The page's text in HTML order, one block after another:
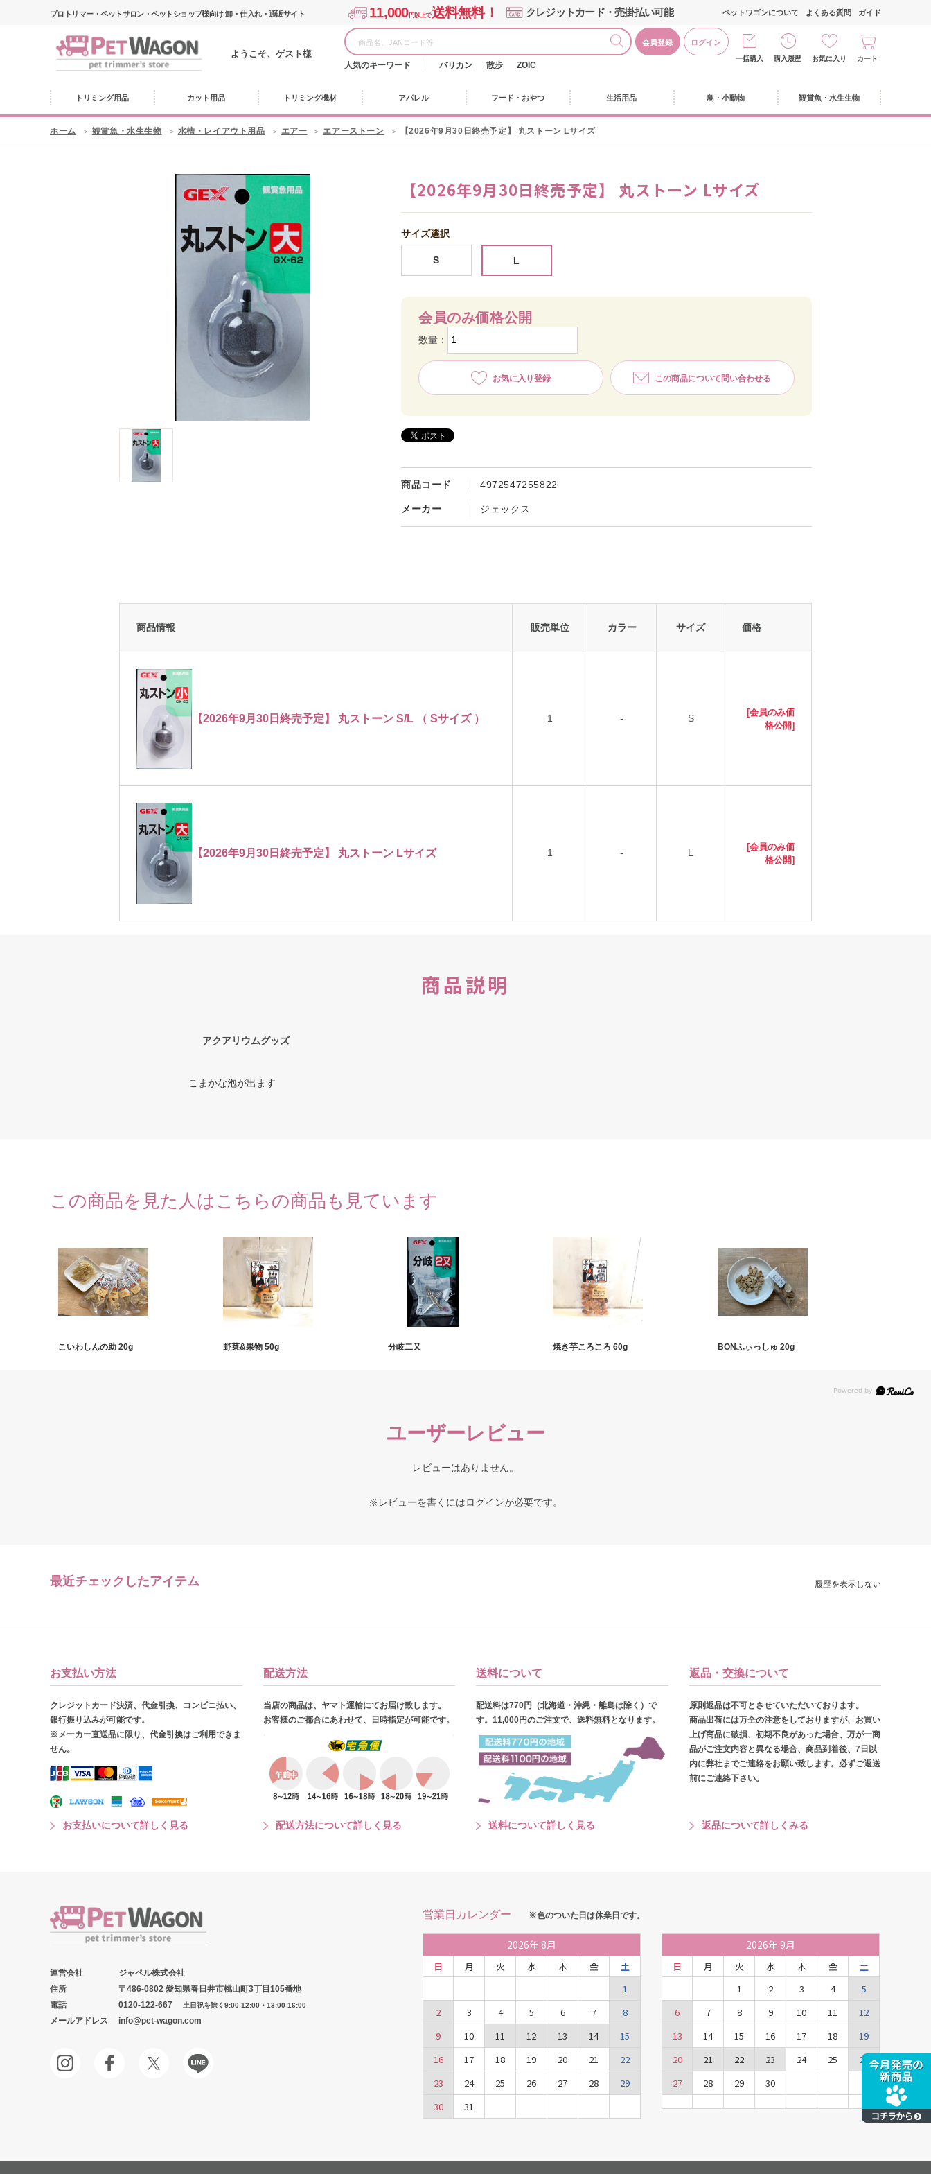
プロトリマー・ペットサロン・ペットショップ様向け 卸・仕入れ・通販サイト 11,000円以上で送料無料！ クレジットカード・売掛払い可能
ようこそ、ゲスト様
会員登録 ログイン
人気のキーワード バリカン 散歩 ZOIC
ペットワゴンについて よくある質問 ガイド
一括購入 購入履歴 お気に入り カート
トリミング用品 カット用品 トリミング機材 アパレル フード・おやつ 生活用品 鳥・小動物 観賞魚・水生生物
ホーム 観賞魚・水生生物 水槽・レイアウト用品 エアー エアーストーン 【2026年9月30日終売予定】 丸ストーン Lサイズ
【2026年9月30日終売予定】 丸ストーン Lサイズ
商品コード 4972547255822
メーカー ジェックス
サイズ選択
S L
会員のみ価格公開
数量：
お気に入り登録 この商品について問い合わせる
商品情報 販売単位 カラー サイズ 価格
【2026年9月30日終売予定】 丸ストーン S/L （ Sサイズ ） 1 - S
[会員のみ価
格公開]
【2026年9月30日終売予定】 丸ストーン Lサイズ 1 - L
[会員のみ価
格公開]
商品説明
アクアリウムグッズ
こまかな泡が出ます
この商品を見た人はこちらの商品も見ています
こいわしんの助 20g 野菜&果物 50g 分岐二又 焼き芋ころころ 60g BONふぃっしゅ 20g
ユーザーレビュー
レビューはありません。
※レビューを書くにはログインが必要です。
最近チェックしたアイテム 履歴を表示しない
お支払い方法
クレジットカード決済、代金引換、コンビニ払い、
銀行振り込みが可能です。
※メーカー直送品に限り、代金引換はご利用できま
せん。
お支払いについて詳しく見る
配送方法
当店の商品は、ヤマト運輸にてお届け致します。
お客様のご都合にあわせて、日時指定が可能です。
配送方法について詳しく見る
送料について
配送料は770円（北海道・沖縄・離島は除く）で
す。11,000円のご注文で、送料無料となります。
送料について詳しく見る
返品・交換について
原則返品は不可とさせていただいております。
商品出荷には万全の注意をしておりますが、お買い
上げ商品に破損、初期不良があった場合、万が一商
品がご注文内容と異なる場合、商品到着後、7日以
内に弊社までご連絡をお願い致します。必ずご返送
前にご連絡下さい。
返品について詳しくみる
運営会社
ジャペル株式会社
住所
〒486-0802 愛知県春日井市桃山町3丁目105番地
電話
0120-122-667 土日祝を除く9:00-12:00・13:00-16:00
メールアドレス info@pet-wagon.com
営業日カレンダー ※色のついた日は休業日です。
2026年 8月
日 月 火 水 木 金
土
1
2
3 4 5 6 7
8
9
10 11 12 13 14
15
16
17 18 19 20 21
22
23
24 25 26 27 28
29
30
31
2026年 9月
日 月 火 水 木 金
土
1
2 3 4
5
6
7 8 9 10 11
12
13
14 15 16 17 18
19
20
21 22 23 24 25
26
27
28 29 30